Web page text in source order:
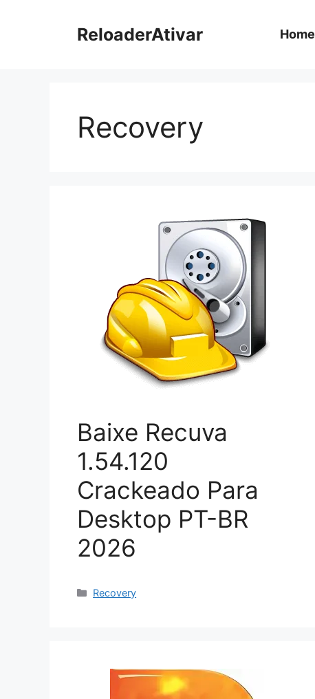
ReloaderAtivar Home
Recovery
Baixe Recuva
1.54.120
Crackeado Para
Desktop PT-BR
2026
Categorias
Recovery